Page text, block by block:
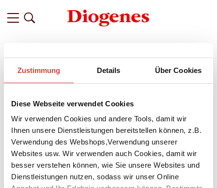
Zustimmung Details Über Cookies
Diese Webseite verwendet Cookies
Wir verwenden Cookies und andere Tools, damit wir
Ihnen unsere Dienstleistungen bereitstellen können, z.B.
Verwendung des Webshops,Verwendung unserer
Websites usw. Wir verwenden auch Cookies, damit wir
besser verstehen können, wie Sie unsere Websites und
Dienstleistungen nutzen, sodass wir unser Online
Related Featured
vor 8 Jahren
Dennis Lehane über seinen
psychologischen Thriller ›Der
Abgrund in dir‹
Was ist Wahrheit, was ist Lüge in ihrem gemeinsamen Leben
– wenn es dieses Leben überhaupt jemals gegeben hat? In
seinem 13. Roman erfindet sich der Erfolgsautor Dennis